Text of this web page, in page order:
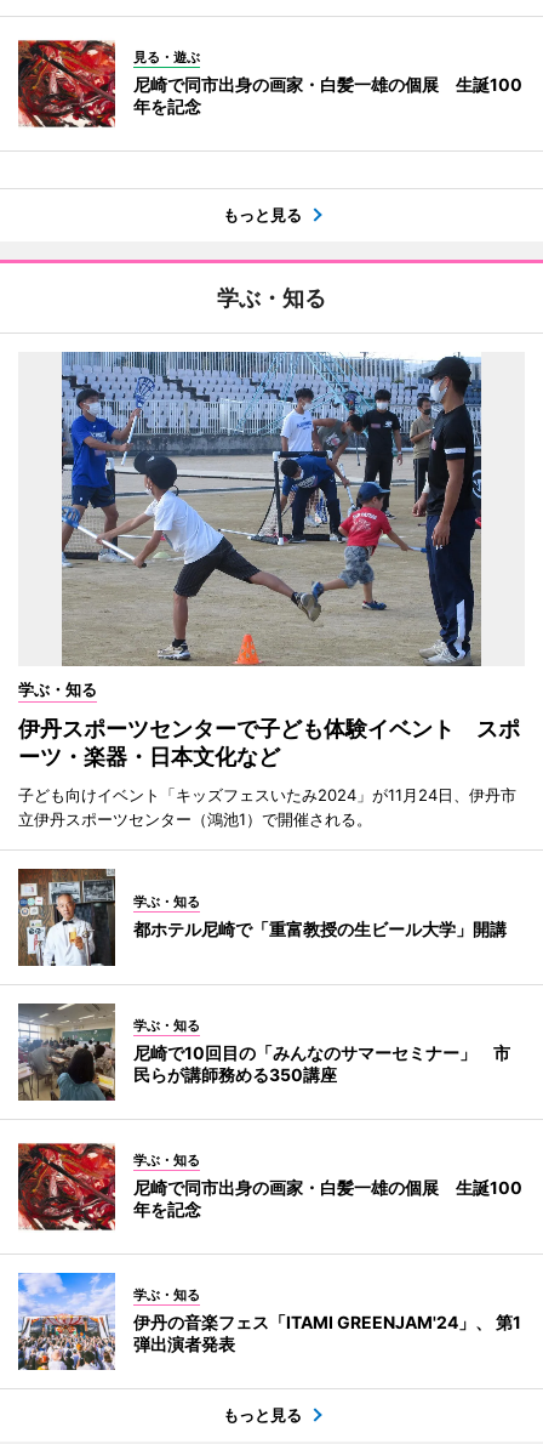
見る・遊ぶ
尼崎で同市出身の画家・白髪一雄の個展 生誕100
年を記念
もっと見る
学ぶ・知る
学ぶ・知る
伊丹スポーツセンターで子ども体験イベント スポ
ーツ・楽器・日本文化など
子ども向けイベント「キッズフェスいたみ2024」が11月24日、伊丹市
立伊丹スポーツセンター（鴻池1）で開催される。
学ぶ・知る
都ホテル尼崎で「重富教授の生ビール大学」開講
学ぶ・知る
尼崎で10回目の「みんなのサマーセミナー」 市
民らが講師務める350講座
学ぶ・知る
尼崎で同市出身の画家・白髪一雄の個展 生誕100
年を記念
学ぶ・知る
伊丹の音楽フェス「ITAMI GREENJAM'24」、 第1
弾出演者発表
もっと見る